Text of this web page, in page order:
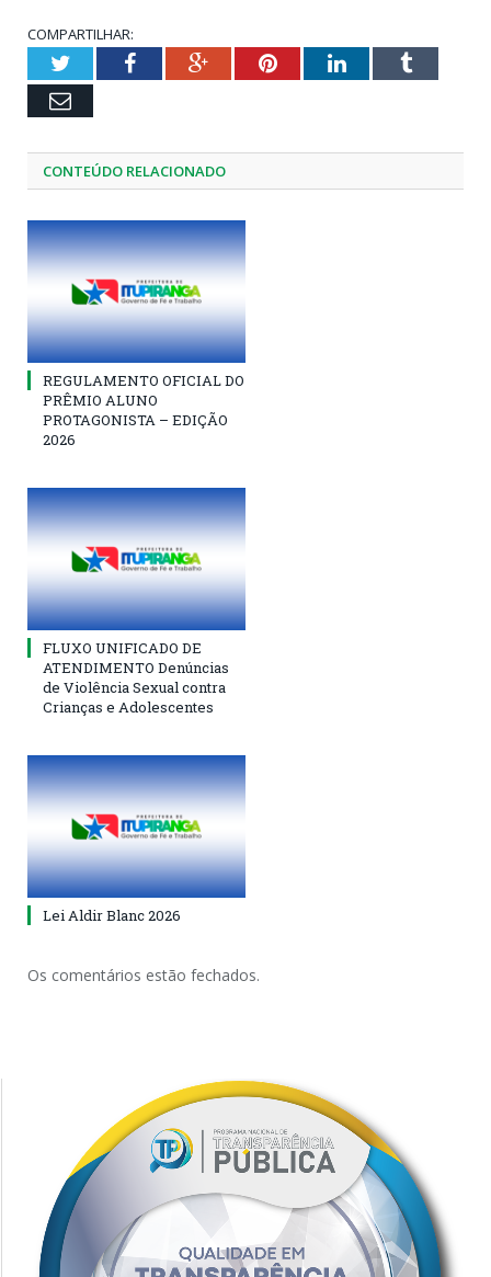
COMPARTILHAR:
TwitterFacebookGoogle+PinterestLinkedInTumblr
Email
CONTEÚDO RELACIONADO
REGULAMENTO OFICIAL DO
PRÊMIO ALUNO
PROTAGONISTA – EDIÇÃO
2026
FLUXO UNIFICADO DE
ATENDIMENTO Denúncias
de Violência Sexual contra
Crianças e Adolescentes
Lei Aldir Blanc 2026
Os comentários estão fechados.